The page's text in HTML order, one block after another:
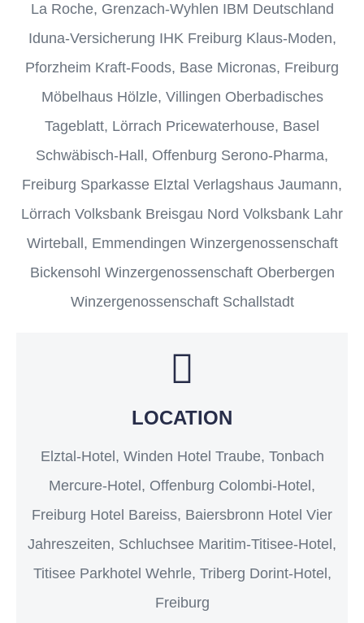
La Roche, Grenzach-Wyhlen IBM Deutschland
Iduna-Versicherung IHK Freiburg Klaus-Moden,
Pforzheim Kraft-Foods, Base Micronas, Freiburg
Möbelhaus Hölzle, Villingen Oberbadisches
Tageblatt, Lörrach Pricewaterhouse, Basel
Schwäbisch-Hall, Offenburg Serono-Pharma,
Freiburg Sparkasse Elztal Verlagshaus Jaumann,
Lörrach Volksbank Breisgau Nord Volksbank Lahr
Wirteball, Emmendingen Winzergenossenschaft
Bickensohl Winzergenossenschaft Oberbergen
Winzergenossenschaft Schallstadt
LOCATION
Elztal-Hotel, Winden Hotel Traube, Tonbach
Mercure-Hotel, Offenburg Colombi-Hotel,
Freiburg Hotel Bareiss, Baiersbronn Hotel Vier
Jahreszeiten, Schluchsee Maritim-Titisee-Hotel,
Titisee Parkhotel Wehrle, Triberg Dorint-Hotel,
Freiburg